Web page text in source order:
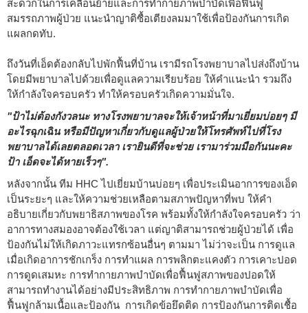
สะดวกในการเคลื่อนย้ายและการทำกายภาพบำบัดเพื่อฟื้นฟู
สมรรถภาพผู้ป่วย แนะนำญาติซื้อเตียงลมมาใช้เพื่อป้องกันการเกิด
แผลกดทับ.
ถึงวันที่เอ็ดต้องกลับไปพักฟื้นที่บ้าน เรามีรถโรงพยาบาลไปส่งถึงบ้าน
โดยมีพยาบาลไปด้วยเพื่อดูแลความเรียบร้อย ให้คำแนะนำ รวมถึง
ให้กำลังใจครอบครัว ทำให้ครอบครัวเกิดความมั่นใจ.
"ป้าไม่ต้องกังวลนะ ทางโรงพยาบาลจะให้เจ้าหน้าที่มาเยี่ยมบ่อยๆ มี
อะไรฉุกเฉิน หรือมีปัญหาเกี่ยวกับดูแลผู้ป่วยให้โทรศัพท์ไปที่โรง
พยาบาลได้เลยตลอดเวลา เรายินดีที่จะช่วย เรามาร่วมมือกันนะคะ
ป้า เอ็ดจะได้หายเร็วๆ".
หลังจากนั้น ทีม HHC ไปเยี่ยมบ้านบ่อยๆ เพื่อประเมินอาการของเอ็ด
เป็นระยะๆ และให้ความช่วยเหลือตามสภาพปัญหาที่พบ ให้คำ
อธิบายเกี่ยวกับพยาธิสภาพของโรค พร้อมทั้งให้กำลังใจครอบครัว ว่า
อาการทางสมองอาจต้องใช้เวลา แต่ญาติสามารถช่วยผู้ป่วยได้ เพื่อ
ป้องกันไม่ให้เกิดภาวะแทรกซ้อนอื่นๆ ตามมา ไม่ว่าจะเป็น การดูแล
เมื่อเกิดอาการชักเกร็ง การทำแผล การพลิกตะแคงตัว การเคาะปอด
การดูดเสมหะ การทำกายภาพบำบัดเพื่อฟื้นฟูสภาพของปอดให้
สามารถทำงานได้อย่างมีประสิทธิภาพ การทำกายภาพบำบัดเพื่อ
ฟื้นฟูกล้ามเนื้อและป้องกัน การเกิดข้อยึดติด การป้องกันการติดเชื้อ